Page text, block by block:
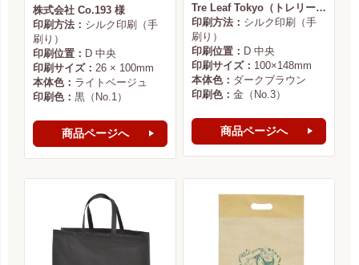
株式会社 Co.193 様
印刷方法： シルク印刷（手
刷り）
印刷位置： D 中央
印刷サイズ： 26 × 100mm
本体色： ライトベージュ
印刷色： 黒（No.1）
商品ページへ
Tre Leaf Tokyo（トレリーフ東京） 様
印刷方法： シルク印刷（手
刷り）
印刷位置： D 中央
印刷サイズ： 100×148mm
本体色： ダークブラウン
印刷色： 金（No.3）
商品ページへ